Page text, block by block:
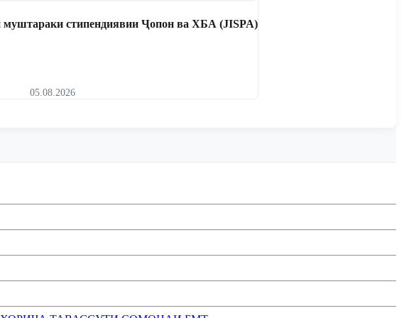
муштараки стипендиявии Ҷопон ва ХБА (JISPA)
05.08.2026